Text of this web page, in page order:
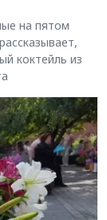
на пятом
коктейль из